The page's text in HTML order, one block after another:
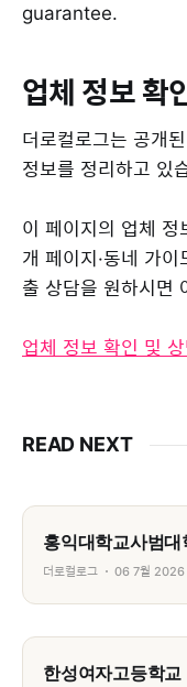
guarantee.
업체 정보 확
더로컬로그는 공개
정보를 정리하고 있
이 페이지의 업체 정
개 페이지·동네 가이
출 상담을 원하시면
업체 정보 확인 및 상
READ NEXT
홍익대학교사범
더로컬로그 06 7월 2026
한성여자고등학교